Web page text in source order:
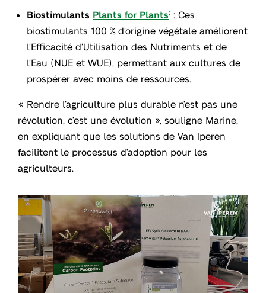
Biostimulants Plants for Plants®
: Ces
biostimulants 100 % d’origine végétale améliorent
l’Efficacité d’Utilisation des Nutriments et de
l’Eau (NUE et WUE), permettant aux cultures de
prospérer avec moins de ressources.
« Rendre l’agriculture plus durable n’est pas une
révolution, c’est une évolution », souligne Marine,
en expliquant que les solutions de Van Iperen
facilitent le processus d’adoption pour les
agriculteurs.